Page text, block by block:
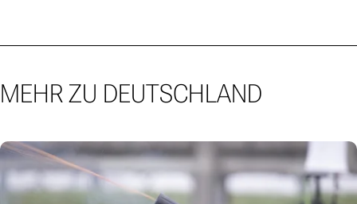
MEHR ZU DEUTSCHLAND